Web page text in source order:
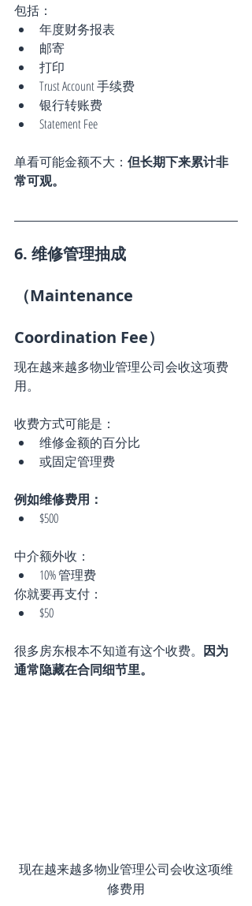
包括：
年度财务报表
邮寄
打印
Trust Account 手续费
银行转账费
Statement Fee
单看可能金额不大： 但长期下来累计非
常可观。
6. 维修管理抽成
（Maintenance
Coordination Fee）
现在越来越多物业管理公司会收这项费
用。
收费方式可能是：
维修金额的百分比
或固定管理费
例如维修费用：
$500
中介额外收：
10% 管理费
你就要再支付：
$50
很多房东根本不知道有这个收费。 因为
通常隐藏在合同细节里。
现在越来越多物业管理公司会收这项维
修费用